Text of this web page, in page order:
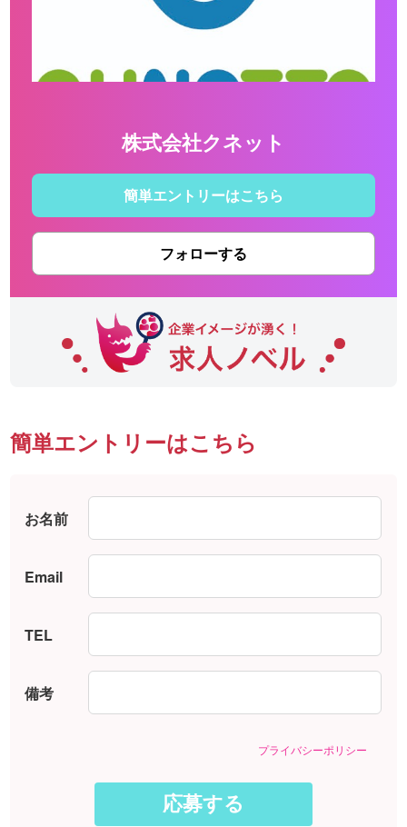
株式会社クネット
簡単エントリーはこちら
フォローする
簡単エントリーはこちら
お名前
Email
TEL
備考
プライバシーポリシー